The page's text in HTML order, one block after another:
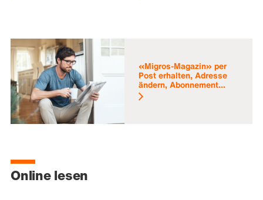
«Migros-Magazin» per
Post erhalten, Adresse
ändern, Abonnement...
Online lesen